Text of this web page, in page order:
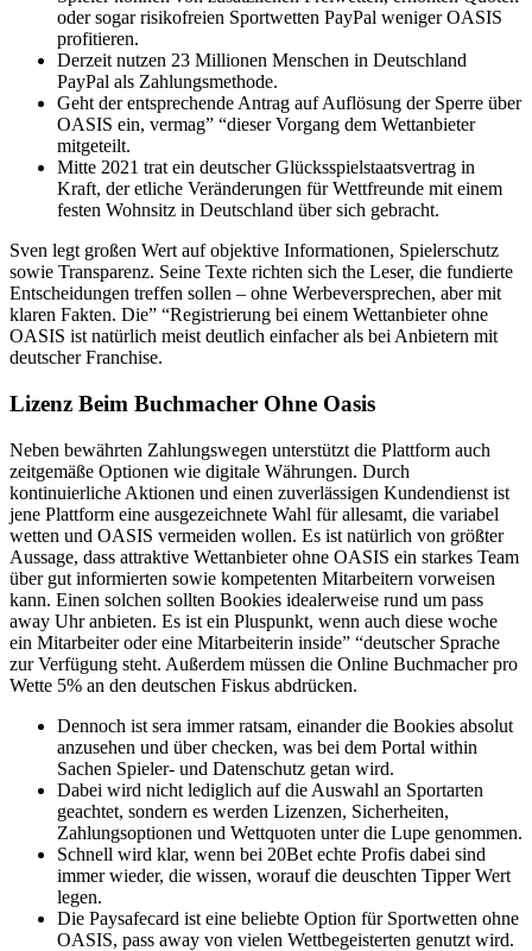
oder sogar risikofreien Sportwetten PayPal weniger OASIS
profitieren.
Derzeit nutzen 23 Millionen Menschen in Deutschland
PayPal als Zahlungsmethode.
Geht der entsprechende Antrag auf Auflösung der Sperre über
OASIS ein, vermag” “dieser Vorgang dem Wettanbieter
mitgeteilt.
Mitte 2021 trat ein deutscher Glücksspielstaatsvertrag in
Kraft, der etliche Veränderungen für Wettfreunde mit einem
festen Wohnsitz in Deutschland über sich gebracht.
Sven legt großen Wert auf objektive Informationen, Spielerschutz
sowie Transparenz. Seine Texte richten sich the Leser, die fundierte
Entscheidungen treffen sollen – ohne Werbeversprechen, aber mit
klaren Fakten. Die” “Registrierung bei einem Wettanbieter ohne
OASIS ist natürlich meist deutlich einfacher als bei Anbietern mit
deutscher Franchise.
Lizenz Beim Buchmacher Ohne Oasis
Neben bewährten Zahlungswegen unterstützt die Plattform auch
zeitgemäße Optionen wie digitale Währungen. Durch
kontinuierliche Aktionen und einen zuverlässigen Kundendienst ist
jene Plattform eine ausgezeichnete Wahl für allesamt, die variabel
wetten und OASIS vermeiden wollen. Es ist natürlich von größter
Aussage, dass attraktive Wettanbieter ohne OASIS ein starkes Team
über gut informierten sowie kompetenten Mitarbeitern vorweisen
kann. Einen solchen sollten Bookies idealerweise rund um pass
away Uhr anbieten. Es ist ein Pluspunkt, wenn auch diese woche
ein Mitarbeiter oder eine Mitarbeiterin inside” “deutscher Sprache
zur Verfügung steht. Außerdem müssen die Online Buchmacher pro
Wette 5% an den deutschen Fiskus abdrücken.
Dennoch ist sera immer ratsam, einander die Bookies absolut
anzusehen und über checken, was bei dem Portal within
Sachen Spieler- und Datenschutz getan wird.
Dabei wird nicht lediglich auf die Auswahl an Sportarten
geachtet, sondern es werden Lizenzen, Sicherheiten,
Zahlungsoptionen und Wettquoten unter die Lupe genommen.
Schnell wird klar, wenn bei 20Bet echte Profis dabei sind
immer wieder, die wissen, worauf die deuschten Tipper Wert
legen.
Die Paysafecard ist eine beliebte Option für Sportwetten ohne
OASIS, pass away von vielen Wettbegeisterten genutzt wird.